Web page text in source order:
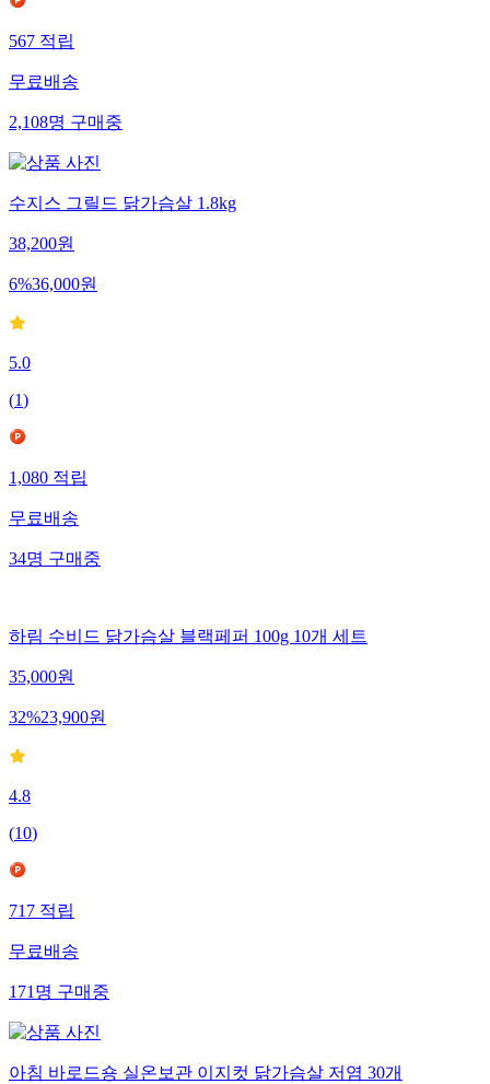
567적립
무료배송
2,108명구매중
수지스 그릴드 닭가슴살 1.8kg
38,200원
6%36,000원
5.0
(1)
1,080적립
무료배송
34명구매중
하림 수비드 닭가슴살 블랙페퍼 100g 10개 세트
35,000원
32%23,900원
4.8
(10)
717적립
무료배송
171명구매중